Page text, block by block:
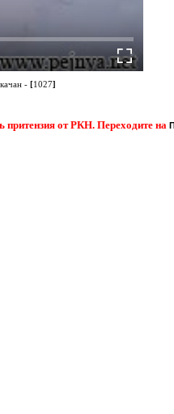
- [1027]
притензия от РКН. Переходите на